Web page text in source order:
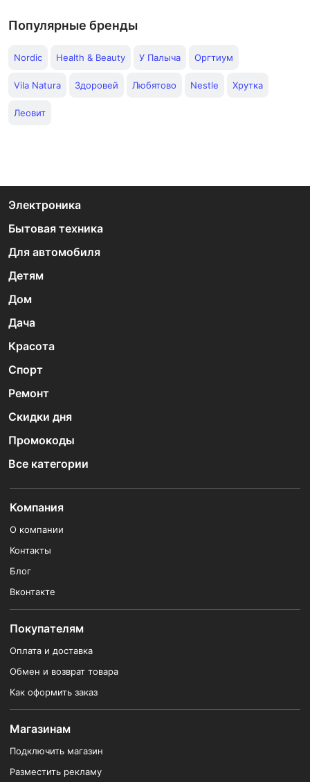
Популярные бренды
Nordic Health & Beauty У Палыча Оргтиум
Vila Natura Здоровей Любятово Nestle Хрутка
Леовит
Электроника
Бытовая техника
Для автомобиля
Детям
Дом
Дача
Красота
Спорт
Ремонт
Скидки дня
Промокоды
Все категории
Компания
О компании
Контакты
Блог
Вконтакте
Покупателям
Оплата и доставка
Обмен и возврат товара
Как оформить заказ
Магазинам
Подключить магазин
Разместить рекламу